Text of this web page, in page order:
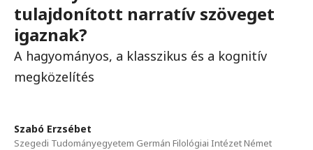
tulajdonított narratív szöveget
igaznak?
A hagyományos, a klasszikus és a kognitív
megközelítés
Szabó Erzsébet
Szegedi Tudományegyetem Germán Filológiai Intézet Német